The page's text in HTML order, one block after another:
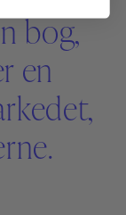
bog,
en